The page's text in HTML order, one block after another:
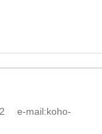
e-mail:koho-